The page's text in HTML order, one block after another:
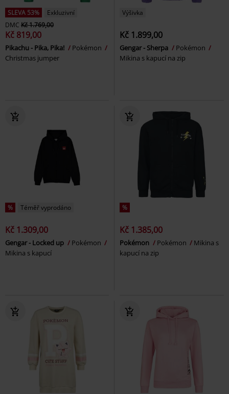
SLEVA 53%
Exkluzivní
DMC Kč 1.769,00
Kč 819,00
Pikachu - Pika, Pika!
Pokémon
Christmas jumper
Výšivka
Kč 1.899,00
Gengar - Sherpa
Pokémon
Mikina s kapucí na zip
% Téměř vyprodáno
Kč 1.309,00
Gengar - Locked up
Pokémon
Mikina s kapucí
%
Kč 1.385,00
Pokémon Pokémon
Mikina s
kapucí na zip